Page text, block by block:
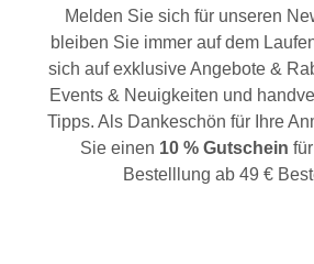
Melden Sie sich für unseren
bleiben Sie immer auf dem
sich auf exklusive Angebote &
Events & Neuigkeiten und
Tipps. Als Dankeschön für Ihre
Sie einen 10 % Gutschein
Bestelllung ab 49 €